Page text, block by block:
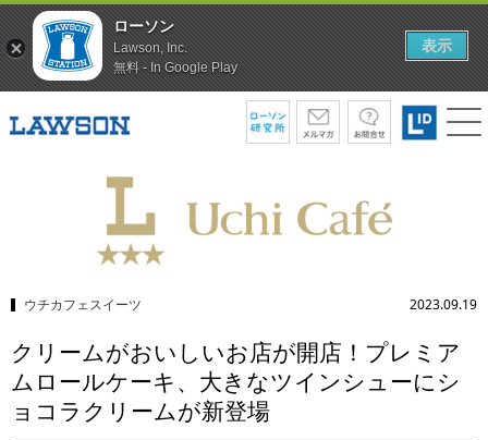
ウチカフェスイーツ 2023.09.19
クリームがおいしいお店が開店！プレミア
ムロールケーキ、大きなツインシューにシ
ョコラクリームが新登場
ローソン
Lawson, Inc.
無料 - In Google Play
表示